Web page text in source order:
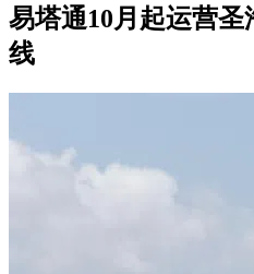
易塔通10月起运营
线